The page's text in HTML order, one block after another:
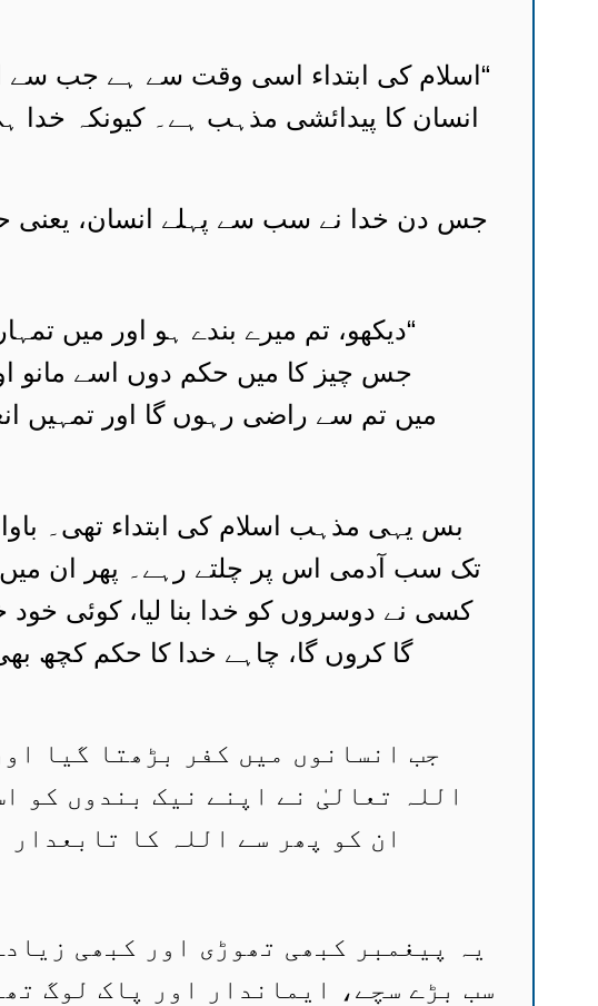
“اسلام کی ابتداء اسی وقت سے ہے جب سے
انسان کا پیدائشی مذہب ہے۔ کیونکہ خدا
جس دن خدا نے سب سے پہلے انسان، یعنی
“دیکھو، تم میرے بندے ہو اور میں
جس چیز کا میں حکم دوں اسے مانو
میں تم سے راضی رہوں گا اور تمہیں
بس یہی مذہب اسلام کی ابتداء تھی۔
تک سب آدمی اس پر چلتے رہے۔ پھر ان میں
کسی نے دوسروں کو خدا بنا لیا، کوئی
گا کروں گا، چاہے خدا کا حکم کچھ
جب انسانوں میں کفر بڑھتا گیا
اللہ تعالیٰ نے اپنے نیک بندوں کو
ان کو پھر سے اللہ کا تابعدار
یہ پیغمبر کبھی تھوڑی اور کبھی
سب بڑے سچے، ایماندار اور پاک لوگ